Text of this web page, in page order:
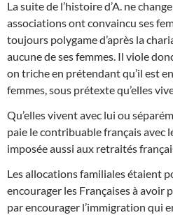
La suite de l’histoire d’A. ne
associations ont convaincu ses
toujours polygame d’après la
aucune de ses femmes. Il viole
on triche en prétendant qu’il est
femmes, sous prétexte qu’elles
Qu’elles vivent avec lui ou
paie le contribuable français avec
imposée aussi aux retraités
Les allocations familiales étaient
encourager les Françaises à avoir
par encourager l’immigration qui